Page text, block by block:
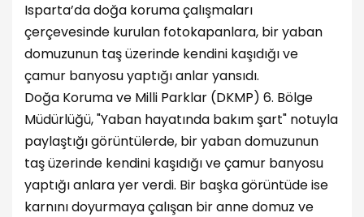
Isparta’da doğa koruma çalışmaları
çerçevesinde kurulan fotokapanlara, bir yaban
domuzunun taş üzerinde kendini kaşıdığı ve
çamur banyosu yaptığı anlar yansıdı.
Doğa Koruma ve Milli Parklar (DKMP) 6. Bölge
Müdürlüğü, "Yaban hayatında bakım şart" notuyla
paylaştığı görüntülerde, bir yaban domuzunun
taş üzerinde kendini kaşıdığı ve çamur banyosu
yaptığı anlara yer verdi. Bir başka görüntüde ise
karnını doyurmaya çalışan bir anne domuz ve